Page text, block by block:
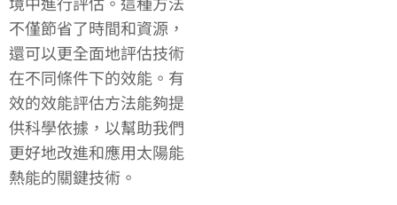
不僅節省了時間和資源，
還可以更全面地評估技術
在不同條件下的效能。有
效的效能評估方法能夠提
供科學依據，以幫助我們
更好地改進和應用太陽能
熱能的關鍵技術。